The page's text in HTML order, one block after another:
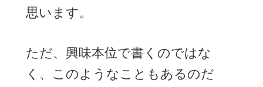
思います。
ただ、興味本位で書くのではな
く、このようなこともあるのだ